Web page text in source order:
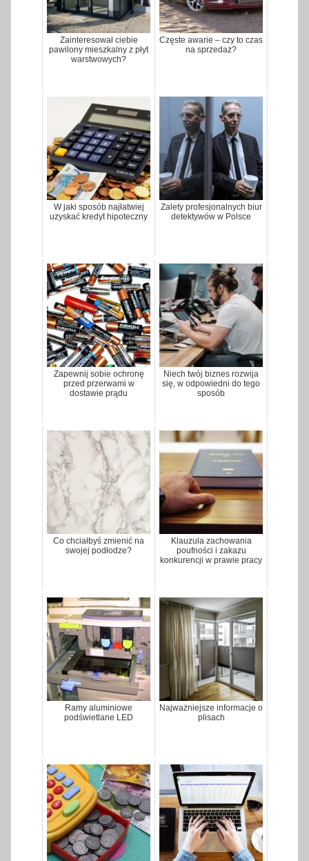
Zainteresował ciebie
pawilony mieszkalny z płyt
warstwowych?
Częste awarie – czy to czas
na sprzedaż?
W jaki sposób najłatwiej
uzyskać kredyt hipoteczny
Zalety profesjonalnych biur
detektywów w Polsce
Zapewnij sobie ochronę
przed przerwami w
dostawie prądu
Niech twój biznes rozwija
się, w odpowiedni do tego
sposób
Co chciałbyś zmienić na
swojej podłodze?
Klauzula zachowania
poufności i zakazu
konkurencji w prawie pracy
Ramy aluminiowe
podświetlane LED
Najważniejsze informacje o
plisach